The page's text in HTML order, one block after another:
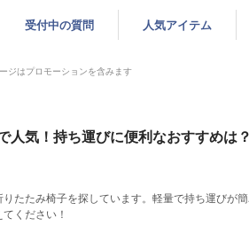
受付中の質問 人気アイテム
ジはプロモーションを含みます
人気！持ち運びに便利なおすすめは？
たたみ椅子を探しています。軽量で持ち運びが簡
ください！